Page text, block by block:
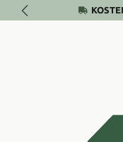
Zum Hauptinhalt